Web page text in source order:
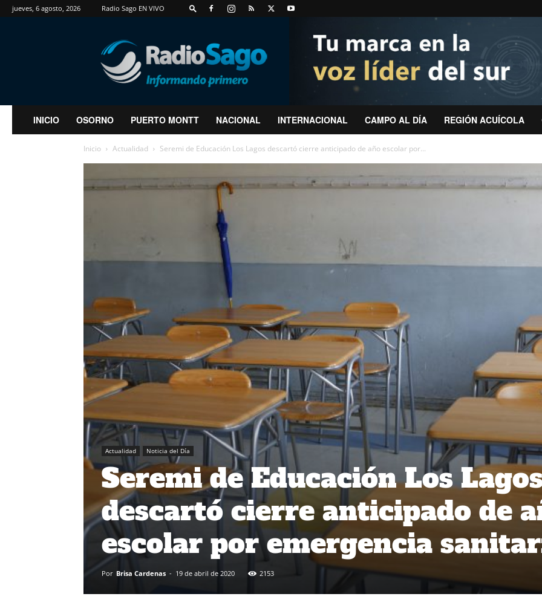
jueves, 6 agosto, 2026 Radio Sago EN VIVO
RadioSago
INICIO OSORNO PUERTO MONTT NACIONAL INTERNACIONAL CAMPO AL DÍA REGIÓN ACUÍCOLA
Inicio Actualidad Seremi de Educación Los Lagos descartó cierre anticipado de año escolar por...
Actualidad Noticia del Día
Seremi de Educación Los
descartó cierre anticipado de
escolar por emergencia
Por Brisa Cardenas - 19 de abril de 2020 2153